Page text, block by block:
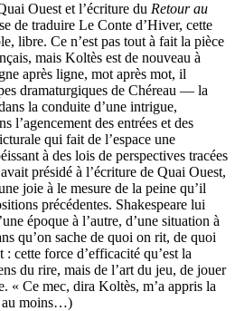
Ouest et l’écriture du Retour au
de traduire Le Conte d’Hiver, cette
libre. Ce n’est pas tout à fait la pièce
mais Koltès est de nouveau à
après ligne, mot après mot, il
dramaturgiques de Chéreau — la
la conduite d’une intrigue,
l’agencement des entrées et des
qui fait de l’espace une
à des lois de perspectives tracées
présidé à l’écriture de Quai Ouest,
joie à le mesure de la peine qu’il
précédentes. Shakespeare lui
époque à l’autre, d’une situation à
qu’on sache de quoi on rit, de quoi
cette force d’efficacité qu’est la
du rire, mais de l’art du jeu, de jouer
« Ce mec, dira Koltès, m’a appris la
au moins…)